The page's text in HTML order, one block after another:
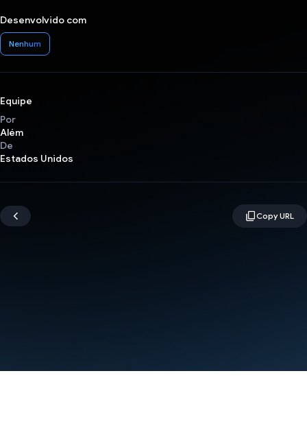
Desenvolvido com
Nenhum
Equipe
Por
Além
De
Estados Unidos